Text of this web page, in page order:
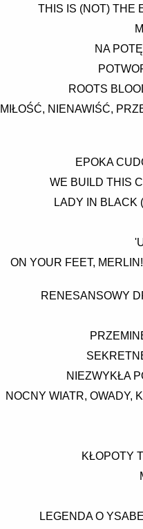
THIS IS (NOT) THE
NA
ROOTS
MIŁOŚĆ, NIENAWIŚĆ,
EPOKA
WE BUILD THIS
LADY IN BLACK
ON YOUR FEET,
RENESANSOWY
NIEZWYKŁA
NOCNY WIATR, OWADY,
KŁOPOTY
LEGENDA O